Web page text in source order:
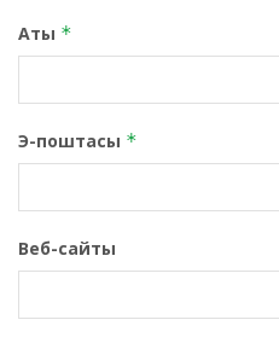
Аты *
Э-поштасы *
Веб-сайты